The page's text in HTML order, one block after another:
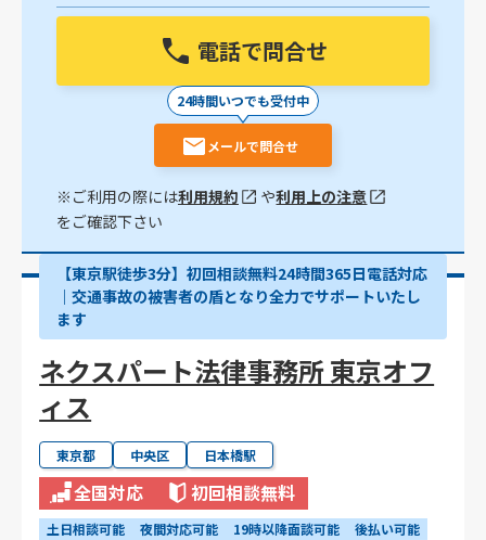
電話で問合せ
24時間いつでも受付中
メールで問合せ
※ご利用の際には利用規約 や利用上の注意
をご確認下さい
【東京駅徒歩3分】初回相談無料24時間365日電話対応
｜交通事故の被害者の盾となり全力でサポートいたし
ます
ネクスパート法律事務所 東京オフ
ィス
東京都 中央区 日本橋駅
全国対応 初回相談無料
土日相談可能 夜間対応可能 19時以降面談可能
後払い可能